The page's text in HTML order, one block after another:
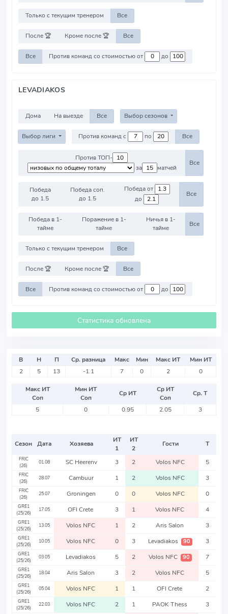
Только с текущим тренером Все
После 🏆 Кроме после 🏆 Все
Все Против команд со стоимостью от до
LEVADIAKOS
Дома На выезде Все Выбор сезонов
Выбор лиги Против команд с по Все
Против ТОП-
за
матчей
Все
Победа
до 1.5
Победа соп.
до 1.5
Победа от
до
Все
Победа в 1-
тайме
Поражение в 1-
тайме
Ничья в 1-
тайме
Все
Только с текущим тренером Все
После 🏆 Кроме после 🏆 Все
Все Против команд со стоимостью от до
Статистика обновлена
В Н П Ср. разница Макс Мин Макс ИТ
Мин ИТ
2
5 13 -1.1 7 0 2 0
Макс ИТ
Соп
Мин ИТ
Соп
Ср ИТ
Ср ИТ
Соп
Ср. Т
5
0 0.95 2.05 3
Сезон Дата Хозяева
ИТ
1
ИТ
2
Гости Т
FRIC
(26)
01.08 SC Heerenv 3 2 Volos NFC 5
FRIC
(26)
28.07 Cambuur 1 2 Volos NFC 3
FRIC
(26)
25.07 Groningen 0 0 Volos NFC 0
GRE1
(25/26)
17.05 OFI Crete 3 1 Volos NFC 4
GRE1
(25/26)
13.05 Volos NFC 1 2 Aris Salon 3
GRE1
(25/26)
10.05 Volos NFC 0 3 Levadiakos 90 3
GRE1
(25/26)
03.05 Levadiakos 5 2 Volos NFC 90 7
GRE1
(25/26)
18.04 Aris Salon 3 2 Volos NFC 5
GRE1
(25/26)
05.04 Volos NFC 1 1 OFI Crete 2
GRE1
(25/26)
22.03 Volos NFC 2 1 PAOK Thess 3